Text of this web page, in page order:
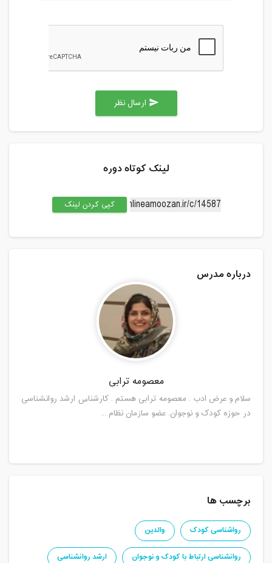
send
لینک کوتاه دوره
کپی کردن لینک
درباره مدرس
معصومه ترابی
سلام و عرض ادب . معصومه ترابی هستم . کارشناس ارشد روانشناسی
در حوزه کودک و نوجوان. عضو سازمان نظام ...
برچسب ها
رواشناسی کودک
والدین
روانشناسی ارتباط با کودک و نوجوان
ارشد روانشناسی